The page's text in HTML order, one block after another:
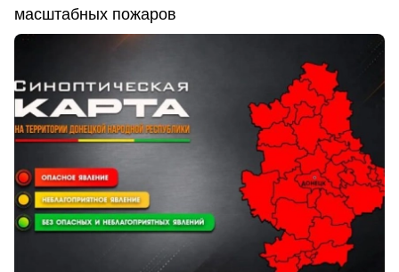
масштабных пожаров